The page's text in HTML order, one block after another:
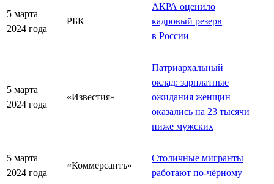
5 марта
2024 года
РБК
АКРА оценило
кадровый резерв
в России
5 марта
2024 года
«Известия»
Патриархальный
оклад: зарплатные
ожидания женщин
оказались на 23 тысячи
ниже мужских
5 марта
2024 года
«Коммерсантъ»
Столичные мигранты
работают по-чёрному